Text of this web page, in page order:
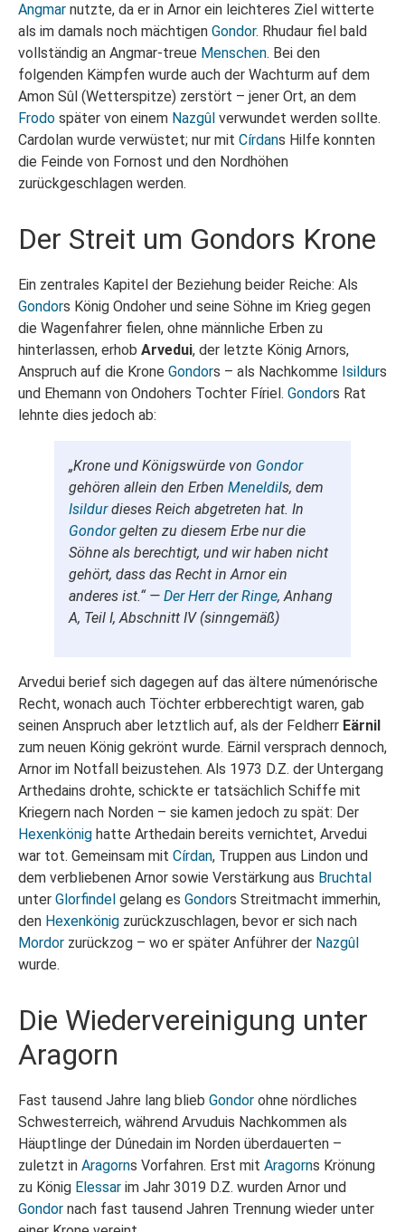
Angmar nutzte, da er in Arnor ein leichteres Ziel witterte
als im damals noch mächtigen Gondor. Rhudaur fiel bald
vollständig an Angmar-treue Menschen. Bei den
folgenden Kämpfen wurde auch der Wachturm auf dem
Amon Sûl (Wetterspitze) zerstört – jener Ort, an dem
Frodo später von einem Nazgûl verwundet werden sollte.
Cardolan wurde verwüstet; nur mit Círdans Hilfe konnten
die Feinde von Fornost und den Nordhöhen
zurückgeschlagen werden.
Der Streit um Gondors Krone
Ein zentrales Kapitel der Beziehung beider Reiche: Als
Gondors König Ondoher und seine Söhne im Krieg gegen
die Wagenfahrer fielen, ohne männliche Erben zu
hinterlassen, erhob Arvedui, der letzte König Arnors,
Anspruch auf die Krone Gondors – als Nachkomme Isildurs
und Ehemann von Ondohers Tochter Fíriel. Gondors Rat
lehnte dies jedoch ab:
„Krone und Königswürde von Gondor
gehören allein den Erben Meneldils, dem
Isildurdieses Reich abgetreten hat. In
Gondorgelten zu diesem Erbe nur die
Söhne als berechtigt, und wir haben nicht
gehört, dass das Recht in Arnor ein
anderes ist.“ — Der Herr der Ringe, Anhang
A, Teil I, Abschnitt IV (sinngemäß)
Arvedui berief sich dagegen auf das ältere númenórische
Recht, wonach auch Töchter erbberechtigt waren, gab
seinen Anspruch aber letztlich auf, als der Feldherr Eärnil
zum neuen König gekrönt wurde. Eärnil versprach dennoch,
Arnor im Notfall beizustehen. Als 1973 D.Z. der Untergang
Arthedains drohte, schickte er tatsächlich Schiffe mit
Kriegern nach Norden – sie kamen jedoch zu spät: Der
Hexenkönig hatte Arthedain bereits vernichtet, Arvedui
war tot. Gemeinsam mit Círdan, Truppen aus Lindon und
dem verbliebenen Arnor sowie Verstärkung aus Bruchtal
unter Glorfindel gelang es Gondors Streitmacht immerhin,
den Hexenkönig zurückzuschlagen, bevor er sich nach
Mordor zurückzog – wo er später Anführer der Nazgûl
wurde.
Die Wiedervereinigung unter
Aragorn
Fast tausend Jahre lang blieb Gondor ohne nördliches
Schwesterreich, während Arvuduis Nachkommen als
Häuptlinge der Dúnedain im Norden überdauerten –
zuletzt in Aragorns Vorfahren. Erst mit Aragorns Krönung
zu König Elessar im Jahr 3019 D.Z. wurden Arnor und
Gondor nach fast tausend Jahren Trennung wieder unter